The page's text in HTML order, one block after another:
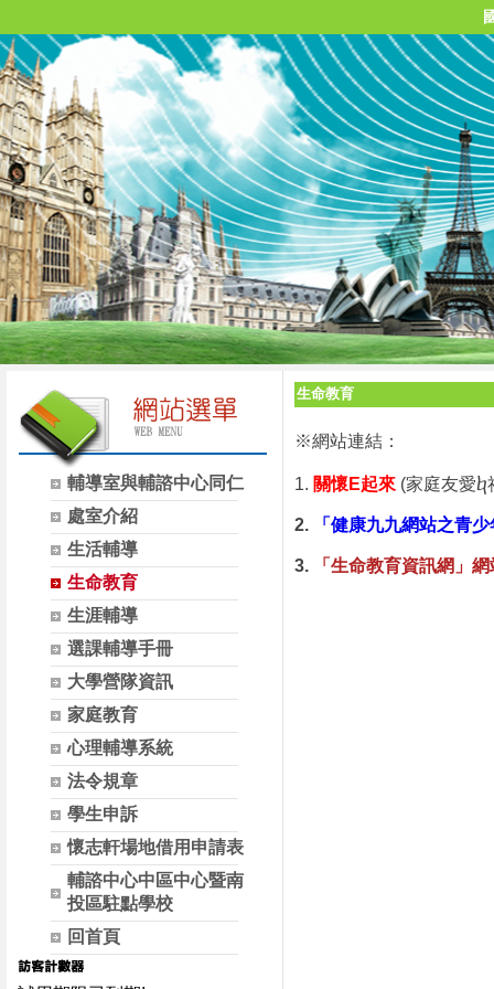
輔導室與輔諮中心同仁
處室介紹
生活輔導
生命教育
生涯輔導
選課輔導手冊
大學營隊資訊
家庭教育
心理輔導系統
法令規章
學生申訴
懷志軒場地借用申請表
輔諮中心中區中心暨南
投區駐點學校
回首頁
生命教育
※網站連結：
1. 關懷E起來 (家庭友愛ⴉ
2. 「健康九九網站之青
3. 「生命教育資訊網」網